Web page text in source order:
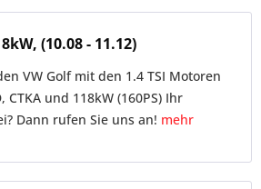
(10.08 - 11.12)
VW Golf mit den 1.4 TSI Motoren
CTKA und 118kW (160PS) Ihr
Dann rufen Sie uns an! mehr